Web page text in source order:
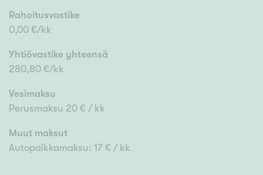
Rahoitusvastike
0,00 €/kk
Yhtiövastike yhteensä
280,80 €/kk
Vesimaksu
Perusmaksu 20 € / kk
Muut maksut
Autopaikkamaksu: 17 € / kk